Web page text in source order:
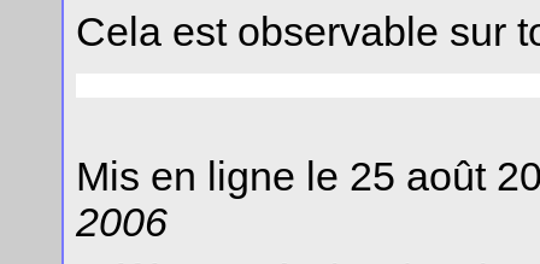
Cela est observable sur
Mis en ligne le 25 août
2006